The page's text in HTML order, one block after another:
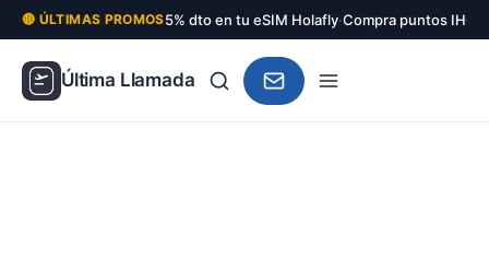
🔴 ÚLTIMAS PROMOS5% dto en tu eSIM Holafly·Compra puntos IHG
Última Llamada